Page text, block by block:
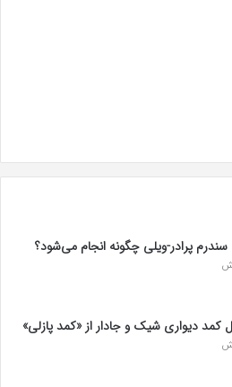
پرادر-ویلی چگونه انجام می‌شود؟
کمد دیواری شیک و جادار از «کمد پازلی»